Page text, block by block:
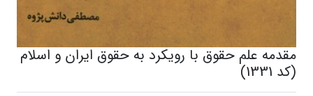
مقدمه علم حقوق با رویکرد به حقوق ایران و اسلام
(کد 1331)